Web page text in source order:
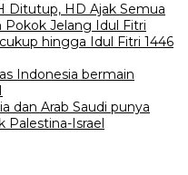
Ditutup, HD Ajak Semua
Pokok Jelang Idul Fitri
hingga Idul Fitri 1446
Indonesia bermain
dan Arab Saudi punya
Palestina-Israel